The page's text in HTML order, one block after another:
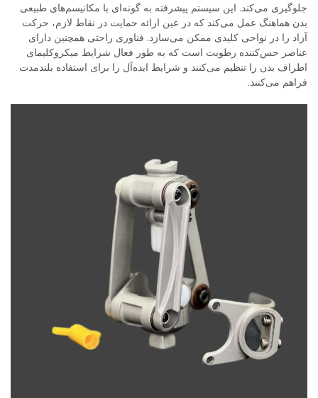
جلوگیری می‌کند. این سیستم پیشرفته به گونه‌ای با مکانیسم‌های طبیعی
بدن هماهنگ عمل می‌کند که در عین ارائه حمایت در نقاط لازم، حرکت
آزاد را در نواحی کلیدی ممکن می‌سازد. فناوری راحتی همچنین دارای
عناصر حس‌کننده رطوبت است که به طور فعال شرایط میکروکلیمای
اطراف بدن را تنظیم می‌کنند و شرایط ایده‌آل را برای استفاده بلندمدت
فراهم می‌کنند.